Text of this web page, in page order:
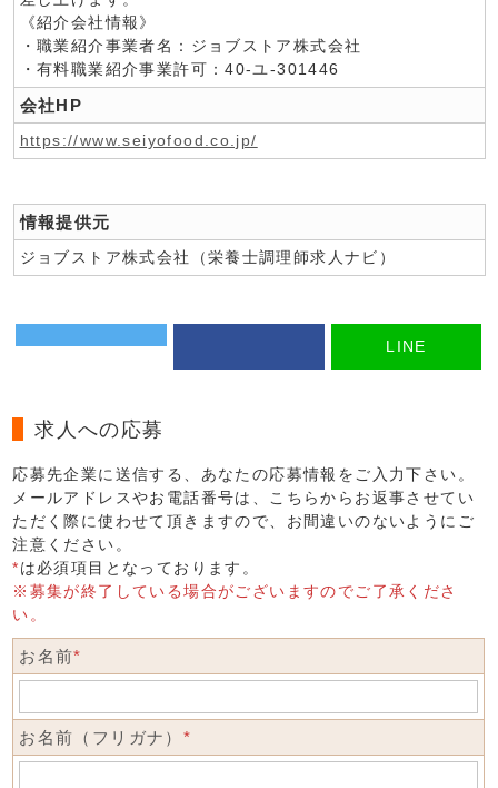
《紹介会社情報》
・職業紹介事業者名：ジョブストア株式会社
・有料職業紹介事業許可：40-ユ-301446
会社HP
https://www.seiyofood.co.jp/
情報提供元
ジョブストア株式会社（栄養士調理師求人ナビ）
LINE
求人への応募
応募先企業に送信する、あなたの応募情報をご入力下さい。
メールアドレスやお電話番号は、こちらからお返事させてい
ただく際に使わせて頂きますので、お間違いのないようにご
注意ください。
*は必須項目となっております。
※募集が終了している場合がございますのでご了承くださ
い。
お名前*
お名前（フリガナ） *